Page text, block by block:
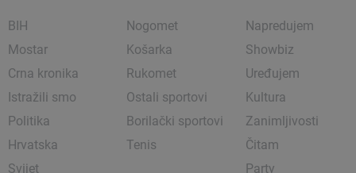
BIH
Mostar
Crna kronika
Istražili smo
Politika
Hrvatska
Svijet
Nogomet
Košarka
Rukomet
Ostali sportovi
Borilački sportovi
Tenis
Napredujem
Showbiz
Uređujem
Kultura
Zanimljivosti
Čitam
Party